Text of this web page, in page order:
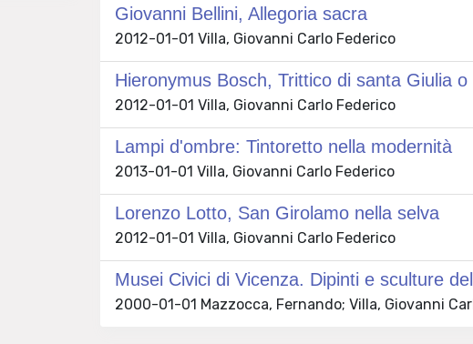
Giovanni Bellini, Allegoria sacra
2012-01-01 Villa, Giovanni Carlo Federico
Hieronymus Bosch, Trittico di santa Giulia
2012-01-01 Villa, Giovanni Carlo Federico
Lampi d'ombre: Tintoretto nella modernità
2013-01-01 Villa, Giovanni Carlo Federico
Lorenzo Lotto, San Girolamo nella selva
2012-01-01 Villa, Giovanni Carlo Federico
Musei Civici di Vicenza. Dipinti e sculture
2000-01-01 Mazzocca, Fernando; Villa, Giovanni